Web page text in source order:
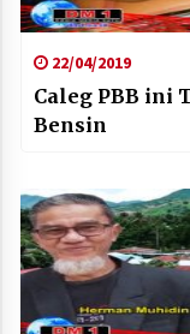
22/04/2019
Caleg PBB ini
Bensin